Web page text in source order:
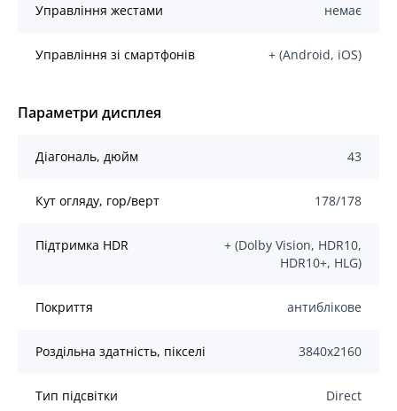
Управління жестами немає
Управління зі смартфонів + (Android, iOS)
Параметри дисплея
Діагональ, дюйм 43
Кут огляду, гор/верт 178/178
Підтримка HDR
+ (Dolby Vision, HDR10,
HDR10+, HLG)
Покриття антиблікове
Роздільна здатність, пікселі 3840x2160
Тип підсвітки Direct